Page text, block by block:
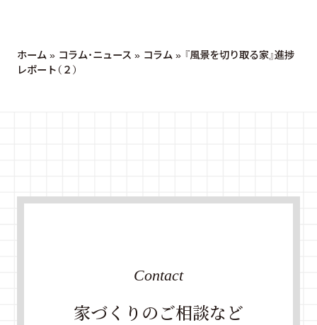
ホーム» コラム・ニュース » コラム» 『風景を切り取る家』進捗
レポート（２）
家づくりのご相談など
Contact